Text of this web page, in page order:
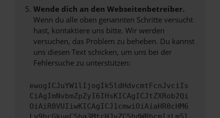
Wende dich an den Webseitenbetreiber.
Wenn du alle oben genannten Schritte versucht
hast, kontaktiere uns bitte. Wir werden
versuchen, das Problem zu beheben. Du kannst
uns diesen Text schicken, um uns bei der
Fehlersuche zu unterstützen:
ewogICJuYW1lIjogIk5ldHdvcmtFcnJvciIs
CiAgImNvbmZpZyI6IHsKICAgICJtZXRob2Qi
OiAiR0VUIiwKICAgICJ1cmwiOiAiaHR0cHM6